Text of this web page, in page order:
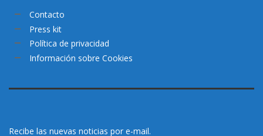
Contacto
Press kit
Política de privacidad
Información sobre Cookies
Recibe las nuevas noticias por e-mail.